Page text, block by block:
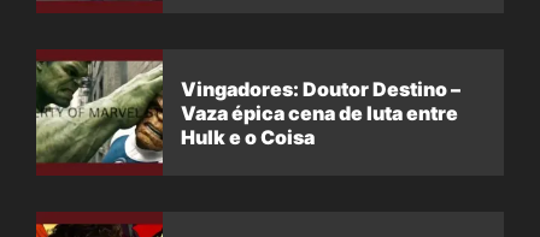
Vingadores: Doutor Destino –
Vaza épica cena de luta entre
Hulk e o Coisa